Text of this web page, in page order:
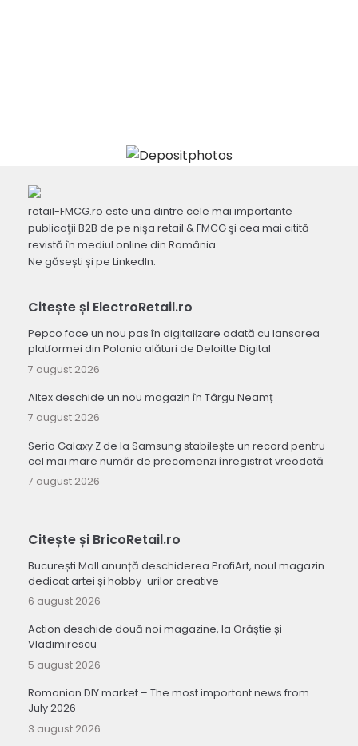
retail-FMCG.ro este una dintre cele mai importante
publicaţii B2B de pe nişa retail & FMCG şi cea mai citită
revistă în mediul online din România.
Ne găsești și pe LinkedIn:
Citește și ElectroRetail.ro
Pepco face un nou pas în digitalizare odată cu lansarea
platformei din Polonia alături de Deloitte Digital
7 august 2026
Altex deschide un nou magazin în Târgu Neamț
7 august 2026
Seria Galaxy Z de la Samsung stabilește un record pentru
cel mai mare număr de precomenzi înregistrat vreodată
7 august 2026
Citește și BricoRetail.ro
București Mall anunță deschiderea ProfiArt, noul magazin
dedicat artei și hobby-urilor creative
6 august 2026
Action deschide două noi magazine, la Orăștie și
Vladimirescu
5 august 2026
Romanian DIY market – The most important news from
July 2026
3 august 2026